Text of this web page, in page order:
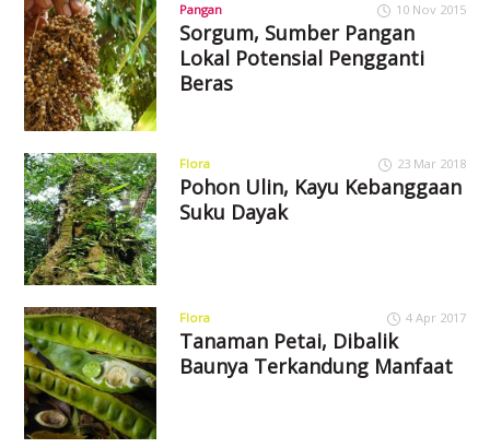
Pangan 10 Nov 2015
Sorgum, Sumber Pangan
Lokal Potensial Pengganti
Beras
Flora 23 Mar 2018
Pohon Ulin, Kayu Kebanggaan
Suku Dayak
Flora 4 Apr 2017
Tanaman Petai, Dibalik
Baunya Terkandung Manfaat